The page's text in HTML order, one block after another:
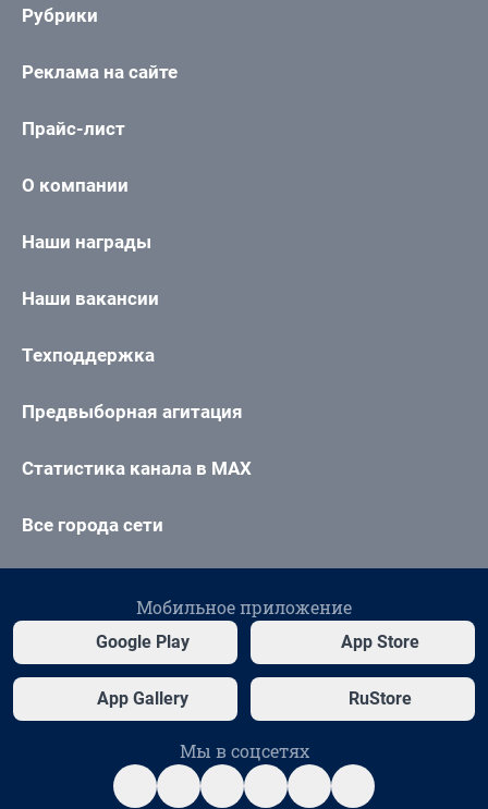
Рубрики
Реклама на сайте
Прайс-лист
О компании
Наши награды
Наши вакансии
Техподдержка
Предвыборная агитация
Статистика канала в MAX
Все города сети
Мобильное приложение
Google Play App Store
App Gallery RuStore
Мы в соцсетях